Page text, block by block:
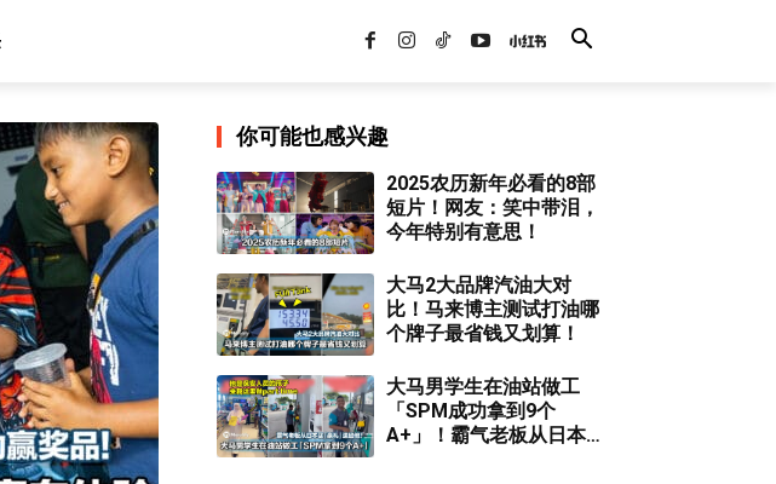
你可能也感兴趣
2025农历新年必看的8部
短片！网友：笑中带泪，
今年特别有意思！
大马2大品牌汽油大对
比！马来博主测试打油哪
个牌子最省钱又划算！
大马男学生在油站做工
「SPM成功拿到9个
A+」！霸气老板从日本买